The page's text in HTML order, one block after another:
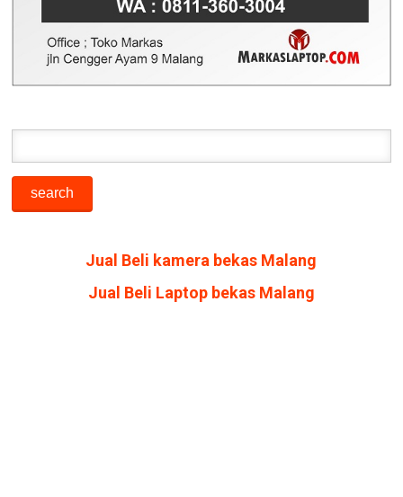
Jual Beli kamera bekas Malang
Jual Beli Laptop bekas Malang